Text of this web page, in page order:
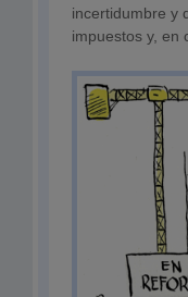
incertidumbre y
impuestos y,